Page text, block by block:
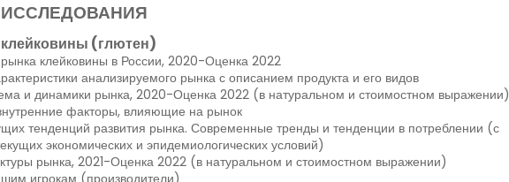
ИССЛЕДОВАНИЯ
(глютен)
клейковины в России, 2020-Оценка 2022
анализируемого рынка с описанием продукта и его видов
и динамики рынка, 2020-Оценка 2022 (в натуральном и стоимостном выражении)
факторы, влияющие на рынок
тенденций развития рынка. Современные тренды и тенденции в потреблении (с
экономических и эпидемиологических условий)
рынка, 2021-Оценка 2022 (в натуральном и стоимостном выражении)